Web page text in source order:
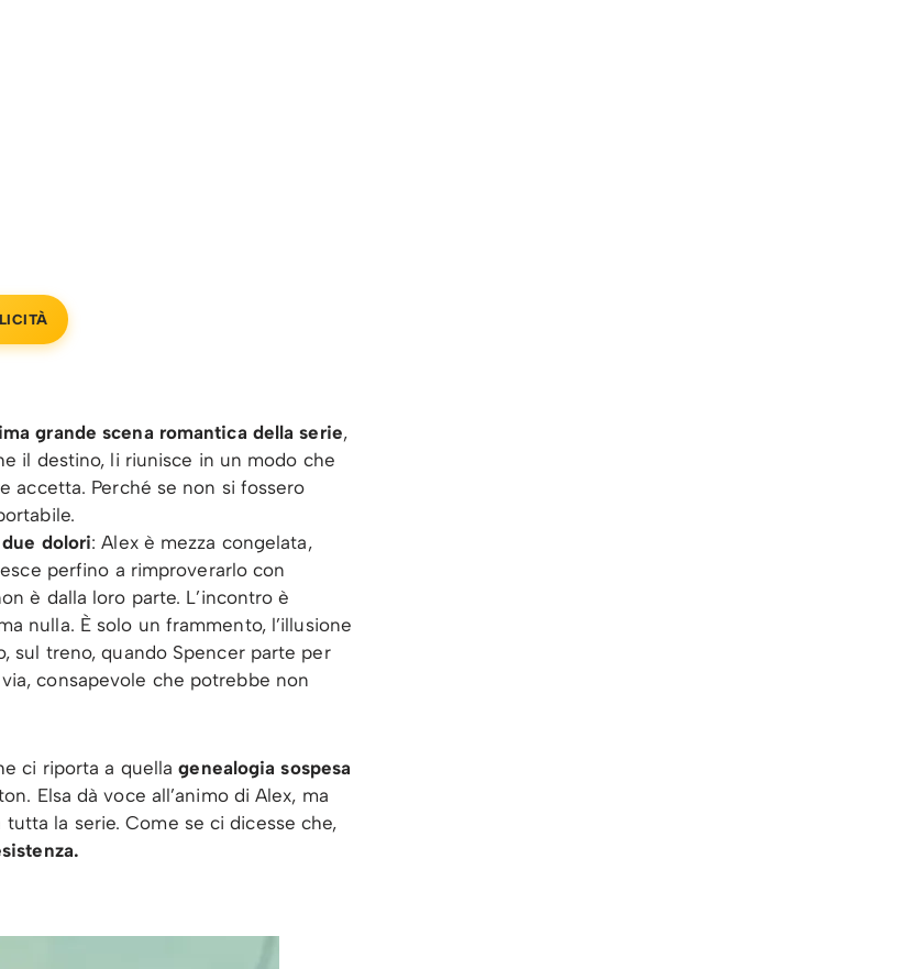
grande scena romantica della serie,
il destino, li riunisce in un modo che
accetta. Perché se non si fossero
dolori: Alex è mezza congelata,
perfino a rimproverarlo con
è dalla loro parte. L’incontro è
nulla. È solo un frammento, l’illusione
sul treno, quando Spencer parte per
consapevole che potrebbe non
ci riporta a quellagenealogia sospesa
Elsa dà voce all’animo di Alex, ma
la serie. Come se ci dicesse che,